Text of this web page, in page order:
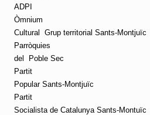
ADPI
Òmnium
Cultural
Grup territorial Sants-Montjuïc
Parròquies
del
Poble Sec
Partit
Popular Sants-Montjuïc
Partit
Socialista de Catalunya Sants-Montuïc